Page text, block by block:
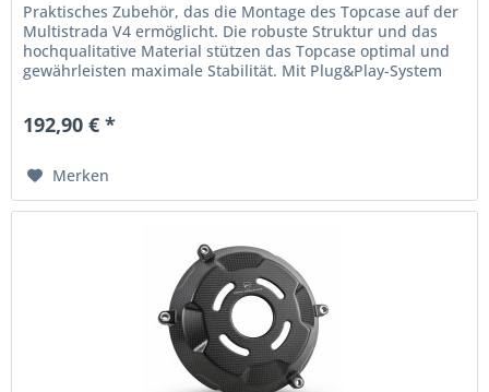
Praktisches Zubehör, das die Montage des Topcase auf der
Multistrada V4 ermöglicht. Die robuste Struktur und das
hochqualitative Material stützen das Topcase optimal und
gewährleisten maximale Stabilität. Mit Plug&Play-System
192,90 € *
Merken